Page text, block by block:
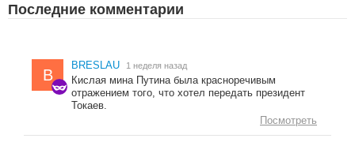
Последние комментарии
B
BRESLAU 1 неделя назад
Кислая мина Путина была красноречивым
отражением того, что хотел передать президент
Токаев.
Посмотреть